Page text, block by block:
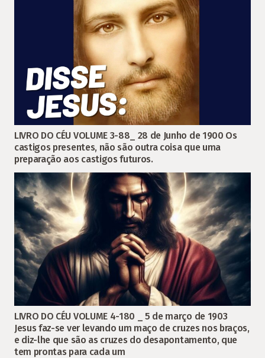
LIVRO DO CÉU VOLUME 3-88_ 28 de Junho de 1900 Os
castigos presentes, não são outra coisa que uma
preparação aos castigos futuros.
LIVRO DO CÉU VOLUME 4-180 _ 5 de março de 1903
Jesus faz-se ver levando um maço de cruzes nos braços,
e diz-lhe que são as cruzes do desapontamento, que
tem prontas para cada um